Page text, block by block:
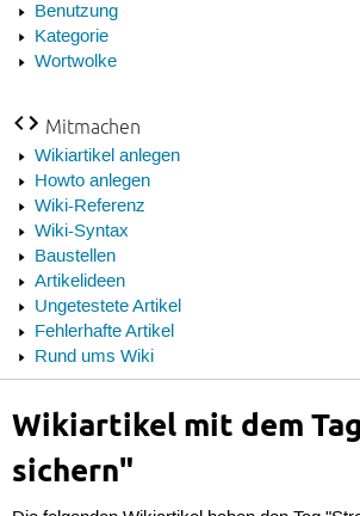
Benutzung
Kategorie
Wortwolke
Mitmachen
Wikiartikel anlegen
Howto anlegen
Wiki-Referenz
Wiki-Syntax
Baustellen
Artikelideen
Ungetestete Artikel
Fehlerhafte Artikel
Rund ums Wiki
Wikiartikel mit dem
sichern"